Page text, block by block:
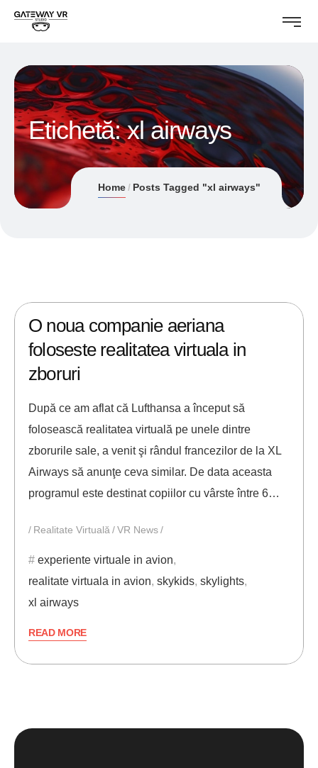
Etichetă:xl airways
Home Posts Tagged "xl airways"
O noua companie aeriana
foloseste realitatea virtuala in
zboruri
După ce am aflat că Lufthansa a început să
folosească realitatea virtuală pe unele dintre
zborurile sale, a venit şi rândul francezilor de la XL
Airways să anunţe ceva similar. De data aceasta
programul este destinat copiilor cu vârste între 6…
Realitate Virtuală VR News
experiente virtuale in avion,
realitate virtuala in avion, skykids, skylights,
xl airways
READ MORE